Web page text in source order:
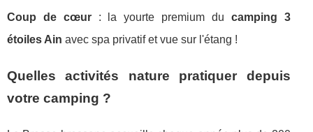
Coup de cœur: la yourte premium du camping 3
étoiles Ain avec spa privatif et vue sur l'étang !
Quelles activités nature pratiquer depuis
votre camping ?